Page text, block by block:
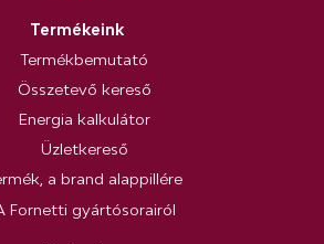
Termékeink
Termékbemutató
Összetevő kereső
Energia kalkulátor
Üzletkereső
a brand alappillére
Fornetti gyártósorairól